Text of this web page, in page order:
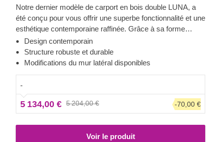
Notre dernier modèle de carport en bois double LUNA, a
été conçu pour vous offrir une superbe fonctionnalité et une
esthétique contemporaine raffinée. Grâce à sa forme
moderne et élégante, son design sublime et son toit
traditionnel à double pente, ce magnifique carport
deviendra rapidement un ajout précieux à votre espace
modèle de carport correspondant le mieux à vos besoins.
Design contemporain
Structure robuste et durable
Modifications du mur latéral disponibles
-
5 134,00 € 5 204,00 € -70,00 €
Voir le produit